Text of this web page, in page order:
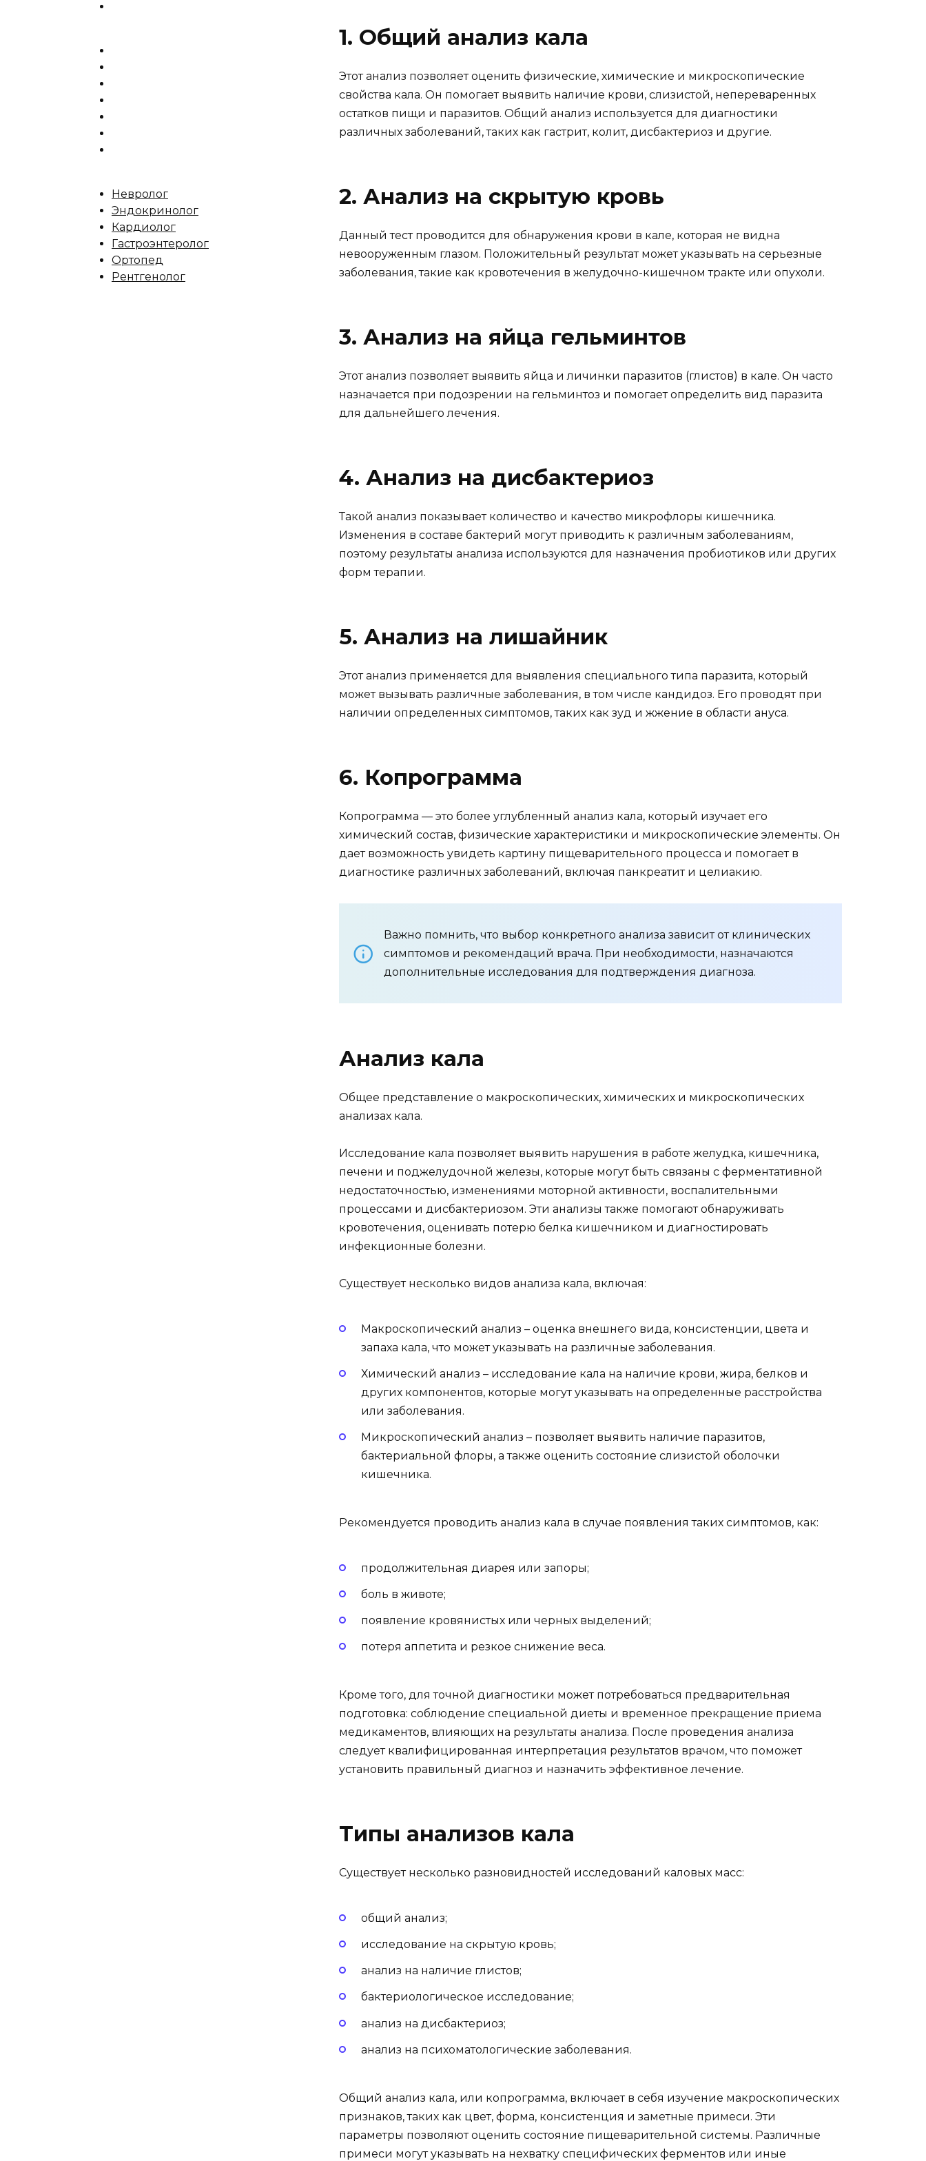
1. Общий анализ кала
Этот анализ позволяет оценить физические, химические и микроскопические
свойства кала. Он помогает выявить наличие крови, слизистой, непереваренных
остатков пищи и паразитов. Общий анализ используется для диагностики
различных заболеваний, таких как гастрит, колит, дисбактериоз и другие.
2. Анализ на скрытую кровь
Данный тест проводится для обнаружения крови в кале, которая не видна
невооруженным глазом. Положительный результат может указывать на серьезные
заболевания, такие как кровотечения в желудочно-кишечном тракте или опухоли.
3. Анализ на яйца гельминтов
Этот анализ позволяет выявить яйца и личинки паразитов (глистов) в кале. Он часто
назначается при подозрении на гельминтоз и помогает определить вид паразита
для дальнейшего лечения.
4. Анализ на дисбактериоз
Такой анализ показывает количество и качество микрофлоры кишечника.
Изменения в составе бактерий могут приводить к различным заболеваниям,
поэтому результаты анализа используются для назначения пробиотиков или других
форм терапии.
5. Анализ на лишайник
Этот анализ применяется для выявления специального типа паразита, который
может вызывать различные заболевания, в том числе кандидоз. Его проводят при
наличии определенных симптомов, таких как зуд и жжение в области ануса.
6. Копрограмма
Копрограмма — это более углубленный анализ кала, который изучает его
химический состав, физические характеристики и микроскопические элементы. Он
дает возможность увидеть картину пищеварительного процесса и помогает в
диагностике различных заболеваний, включая панкреатит и целиакию.
Важно помнить, что выбор конкретного анализа зависит от клинических
симптомов и рекомендаций врача. При необходимости, назначаются
дополнительные исследования для подтверждения диагноза.
Анализ кала
Общее представление о макроскопических, химических и микроскопических
анализах кала.
Исследование кала позволяет выявить нарушения в работе желудка, кишечника,
печени и поджелудочной железы, которые могут быть связаны с ферментативной
недостаточностью, изменениями моторной активности, воспалительными
процессами и дисбактериозом. Эти анализы также помогают обнаруживать
кровотечения, оценивать потерю белка кишечником и диагностировать
инфекционные болезни.
Существует несколько видов анализа кала, включая:
Макроскопический анализ – оценка внешнего вида, консистенции, цвета и
запаха кала, что может указывать на различные заболевания.
Химический анализ – исследование кала на наличие крови, жира, белков и
других компонентов, которые могут указывать на определенные расстройства
или заболевания.
Микроскопический анализ – позволяет выявить наличие паразитов,
бактериальной флоры, а также оценить состояние слизистой оболочки
кишечника.
Рекомендуется проводить анализ кала в случае появления таких симптомов, как:
продолжительная диарея или запоры;
боль в животе;
появление кровянистых или черных выделений;
потеря аппетита и резкое снижение веса.
Кроме того, для точной диагностики может потребоваться предварительная
подготовка: соблюдение специальной диеты и временное прекращение приема
медикаментов, влияющих на результаты анализа. После проведения анализа
следует квалифицированная интерпретация результатов врачом, что поможет
установить правильный диагноз и назначить эффективное лечение.
Типы анализов кала
Существует несколько разновидностей исследований каловых масс:
общий анализ;
исследование на скрытую кровь;
анализ на наличие глистов;
бактериологическое исследование;
анализ на дисбактериоз;
анализ на психоматологические заболевания.
Общий анализ кала, или копрограмма, включает в себя изучение макроскопических
признаков, таких как цвет, форма, консистенция и заметные примеси. Эти
параметры позволяют оценить состояние пищеварительной системы. Различные
примеси могут указывать на нехватку специфических ферментов или иные
Невролог
Эндокринолог
Кардиолог
Гастроэнтеролог
Ортопед
Рентгенолог